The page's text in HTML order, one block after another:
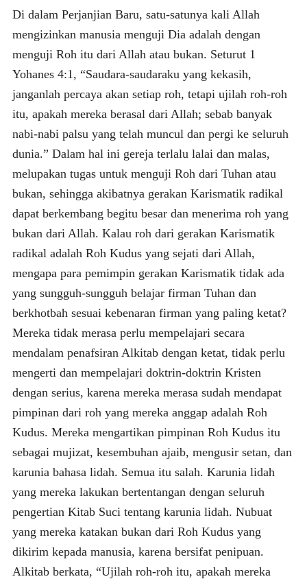
Di dalam Perjanjian Baru, satu-satunya kali Allah
mengizinkan manusia menguji Dia adalah dengan
menguji Roh itu dari Allah atau bukan. Seturut 1
Yohanes 4:1, “Saudara-saudaraku yang kekasih,
janganlah percaya akan setiap roh, tetapi ujilah roh-roh
itu, apakah mereka berasal dari Allah; sebab banyak
nabi-nabi palsu yang telah muncul dan pergi ke seluruh
dunia.” Dalam hal ini gereja terlalu lalai dan malas,
melupakan tugas untuk menguji Roh dari Tuhan atau
bukan, sehingga akibatnya gerakan Karismatik radikal
dapat berkembang begitu besar dan menerima roh yang
bukan dari Allah. Kalau roh dari gerakan Karismatik
radikal adalah Roh Kudus yang sejati dari Allah,
mengapa para pemimpin gerakan Karismatik tidak ada
yang sungguh-sungguh belajar firman Tuhan dan
berkhotbah sesuai kebenaran firman yang paling ketat?
Mereka tidak merasa perlu mempelajari secara
mendalam penafsiran Alkitab dengan ketat, tidak perlu
mengerti dan mempelajari doktrin-doktrin Kristen
dengan serius, karena mereka merasa sudah mendapat
pimpinan dari roh yang mereka anggap adalah Roh
Kudus. Mereka mengartikan pimpinan Roh Kudus itu
sebagai mujizat, kesembuhan ajaib, mengusir setan, dan
karunia bahasa lidah. Semua itu salah. Karunia lidah
yang mereka lakukan bertentangan dengan seluruh
pengertian Kitab Suci tentang karunia lidah. Nubuat
yang mereka katakan bukan dari Roh Kudus yang
dikirim kepada manusia, karena bersifat penipuan.
Alkitab berkata, “Ujilah roh-roh itu, apakah mereka